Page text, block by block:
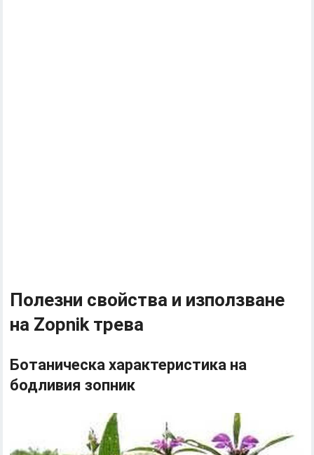
Полезни свойства и използване
на Zopnik трева
Ботаническа характеристика на
бодливия зопник